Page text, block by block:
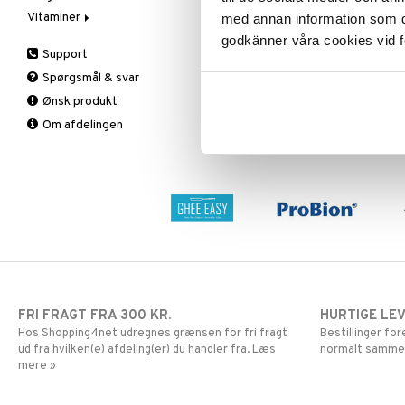
med annan information som
godkänner våra cookies vid
Spiring
Deo
Olie
Specialprodukter
Solbeskyttelse
Brun uden sol
Læber
Solcreme
Øvrige
Skelet
Urinveje
Prostata
Æblecidereddike
Faste
Fedtforbrænding
Måltidserstatning
Øvrige
Vitaminer
Antioxidanter
B vitaminer
Børn
C vitaminer
Support
Spørgsmål & svar
Ønsk produkt
Om afdelingen
FRI FRAGT FRA 300 KR.
Hos Shopping4net udregnes grænsen for fri fragt
ud fra hvilken(e) afdeling(er) du handler fra. Læs
mere »
HURTIGE
Bestillinger
normalt